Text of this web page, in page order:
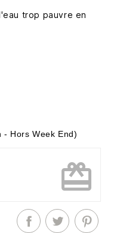
trop pauvre en
- Hors Week End)
card_giftcard